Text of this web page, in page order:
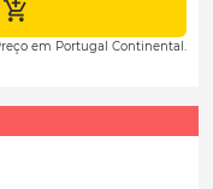
em Portugal Continental.